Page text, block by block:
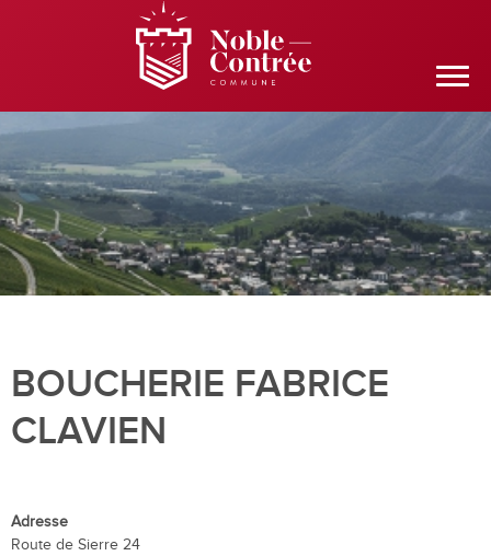
BOUCHERIE FABRICE
CLAVIEN
Adresse
Route de Sierre 24